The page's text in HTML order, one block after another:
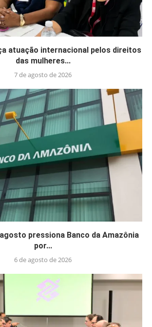
atuação internacional pelos direitos
das mulheres...
7 de agosto de 2026
pressiona Banco da Amazônia
por...
6 de agosto de 2026